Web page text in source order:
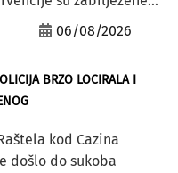
06/08/2026
BRZO LOCIRALA I
kod Cazina
došlo do sukoba